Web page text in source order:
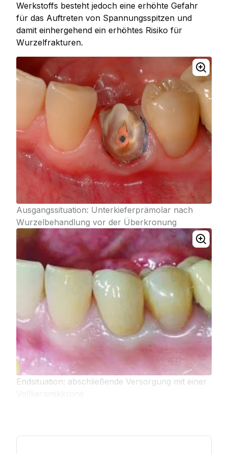
Werkstoffs besteht jedoch eine erhöhte Gefahr
für das Auftreten von Spannungsspitzen und
damit einhergehend ein erhöhtes Risiko für
Wurzelfrakturen.
Ausgangssituation: Unterkieferprämolar nach
Wurzelbehandlung vor der Überkronung
Endsituation: abschließende Versorgung mit einer